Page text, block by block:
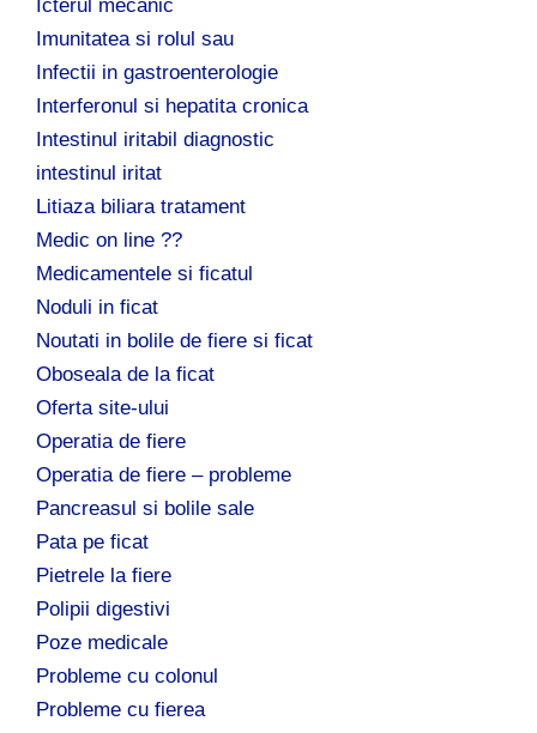
Icterul mecanic
Imunitatea si rolul sau
Infectii in gastroenterologie
Interferonul si hepatita cronica
Intestinul iritabil diagnostic
intestinul iritat
Litiaza biliara tratament
Medic on line ??
Medicamentele si ficatul
Noduli in ficat
Noutati in bolile de fiere si ficat
Oboseala de la ficat
Oferta site-ului
Operatia de fiere
Operatia de fiere – probleme
Pancreasul si bolile sale
Pata pe ficat
Pietrele la fiere
Polipii digestivi
Poze medicale
Probleme cu colonul
Probleme cu fierea